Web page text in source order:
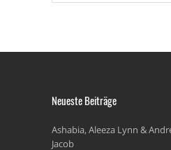
Neueste Beiträge
Ashabia, Aleeza Lynn &
Jacob